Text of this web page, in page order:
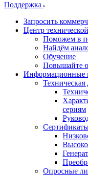
Поддержка
Запросить
Центр
Поможем в
Найдём
Обучение
Повышайте
Информационные
сериям
Опросные